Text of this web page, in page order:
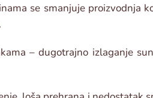
se smanjuje proizvodnja
– dugotrajno izlaganje